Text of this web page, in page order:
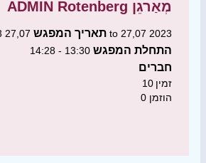
ADMIN Rotenberg מְאַרגֵן
תאריך המפגש 27,07 2023 to 27,07 2023
התחלת המפגש 13:30 - 14:28
חברים
10 זמין
0 הוזמן